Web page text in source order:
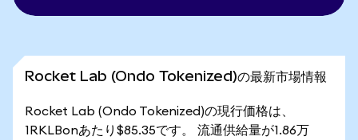
Rocket Lab (Ondo Tokenized)の最新市場情報
Rocket Lab (Ondo Tokenized)の現行価格は、
1RKLBonあたり$85.35です。 流通供給量が1.86万